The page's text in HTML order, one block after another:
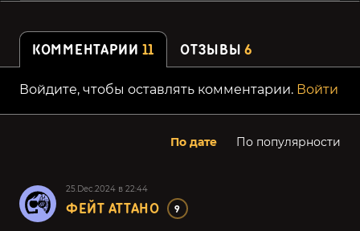
КОММЕНТАРИИ 11 ОТЗЫВЫ6
Войдите, чтобы оставлять комментарии. Войти
По дате По популярности
25.Dec.2024 в 22:44
ФЕЙТ АТТАНО 9